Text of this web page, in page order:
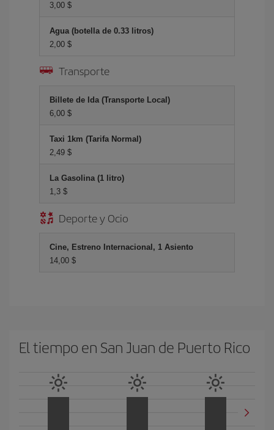
3,00 $
Agua (botella de 0.33 litros)
2,00 $
Transporte
Billete de Ida (Transporte Local)
6,00 $
Taxi 1km (Tarifa Normal)
2,49 $
La Gasolina (1 litro)
1,3 $
Deporte y Ocio
Cine, Estreno Internacional, 1 Asiento
14,00 $
El tiempo en San Juan de Puerto Rico